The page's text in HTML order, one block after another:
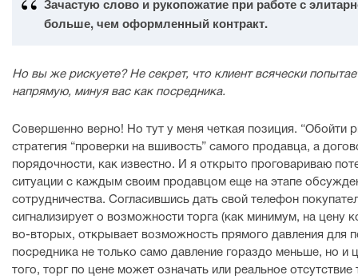
Зачастую слово и рукопожатие при работе с
больше, чем оформленный контракт.
Но вы же рискуете? Не секрет, что клиент всячески
напрямую, минуя вас как посредника.
Совершенно верно! Но тут у меня четкая позиция. “Обойти
стратегия “проверки на вшивость” самого продавца, а
порядочности, как известно. И я открыто проговариваю
ситуации с каждым своим продавцом еще на этапе
сотрудничества. Согласившись дать свой телефон
сигнализирует о возможности торга (как минимум, на цену
во-вторых, открывает возможность прямого давления для
посредника не только само давление гораздо меньше, но и
того, торг по цене может означать или реальное